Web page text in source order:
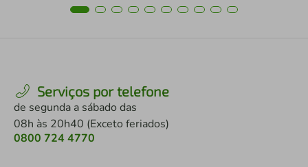
Serviços por telefone
de segunda a sábado das
08h às 20h40 (Exceto feriados)
0800 724 4770